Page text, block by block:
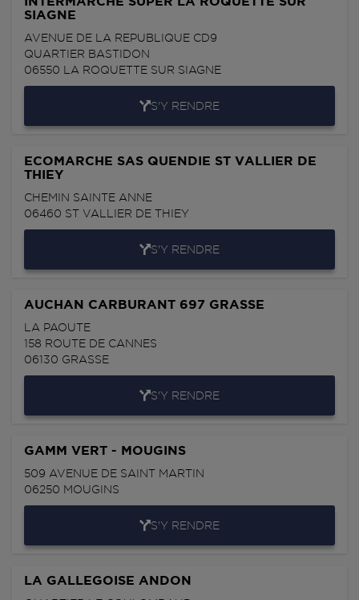
SIAGNE
AVENUE DE LA REPUBLIQUE CD9
QUARTIER BASTIDON
06550 LA ROQUETTE SUR SIAGNE
S'Y RENDRE
ECOMARCHE SAS QUENDIE ST VALLIER DE
THIEY
CHEMIN SAINTE ANNE
06460 ST VALLIER DE THIEY
S'Y RENDRE
AUCHAN CARBURANT 697 GRASSE
LA PAOUTE
158 ROUTE DE CANNES
06130 GRASSE
S'Y RENDRE
GAMM VERT - MOUGINS
509 AVENUE DE SAINT MARTIN
06250 MOUGINS
S'Y RENDRE
LA GALLEGOISE ANDON